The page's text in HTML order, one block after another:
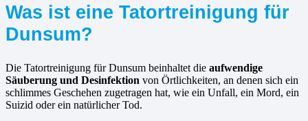
Was ist eine Tatortreinigung für
Dunsum?
Die Tatortreinigung für Dunsum beinhaltet die aufwendige
Säuberung und Desinfektion von Örtlichkeiten, an denen sich ein
schlimmes Geschehen zugetragen hat, wie ein Unfall, ein Mord, ein
Suizid oder ein natürlicher Tod.